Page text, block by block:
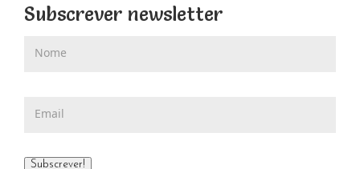
Subscrever newsletter